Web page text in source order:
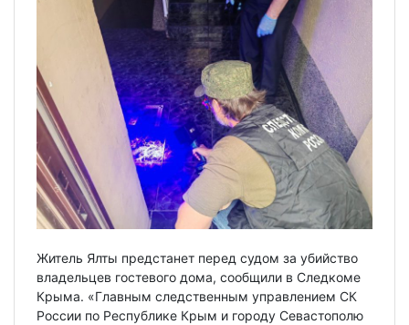
Житель Ялты предстанет перед судом за убийство
владельцев гостевого дома, сообщили в Следкоме
Крыма. «Главным следственным управлением СК
России по Республике Крым и городу Севастополю